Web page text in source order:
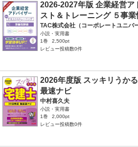
2026-2027年版 企業経営ア
スト＆トレーニング ５事業
TAC株式会社（コーポレートユニバ
小説・実用書
1巻
2,500pt
レビュー投稿数0件
2026年度版 スッキリうか
最速ナビ
中村喜久夫
小説・実用書
1巻
2,000pt
レビュー投稿数0件